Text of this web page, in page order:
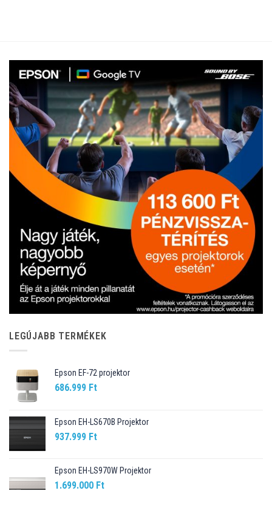
LEGÚJABB TERMÉKEK
Epson EF-72 projektor
686.999 Ft
Epson EH-LS670B Projektor
937.999 Ft
Epson EH-LS970W Projektor
1.699.000 Ft